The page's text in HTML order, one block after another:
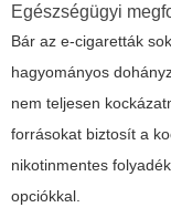
Egészségügyi
Bár az e-cigaretták
hagyományos
nem teljesen
forrásokat biztosít a
nikotinmentes
opciókkal.